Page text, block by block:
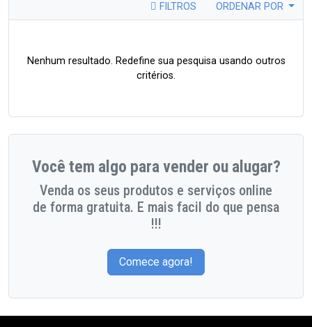
FILTROS ORDENAR POR
Nenhum resultado. Redefine sua pesquisa usando outros
critérios.
Você tem algo para vender ou alugar?
Venda os seus produtos e serviços online
de forma gratuita. E mais facil do que pensa
!!!
Comece agora!